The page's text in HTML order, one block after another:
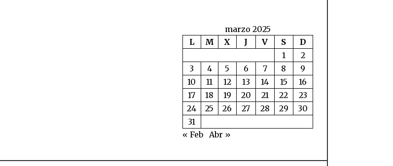
marzo 2025
L
M X J V S
D
1
2
3
4 5 6 7 8
9
10
11 12 13 14 15
16
17
18 19 20 21 22
23
24
25 26 27 28 29
30
31
« Feb
Abr »